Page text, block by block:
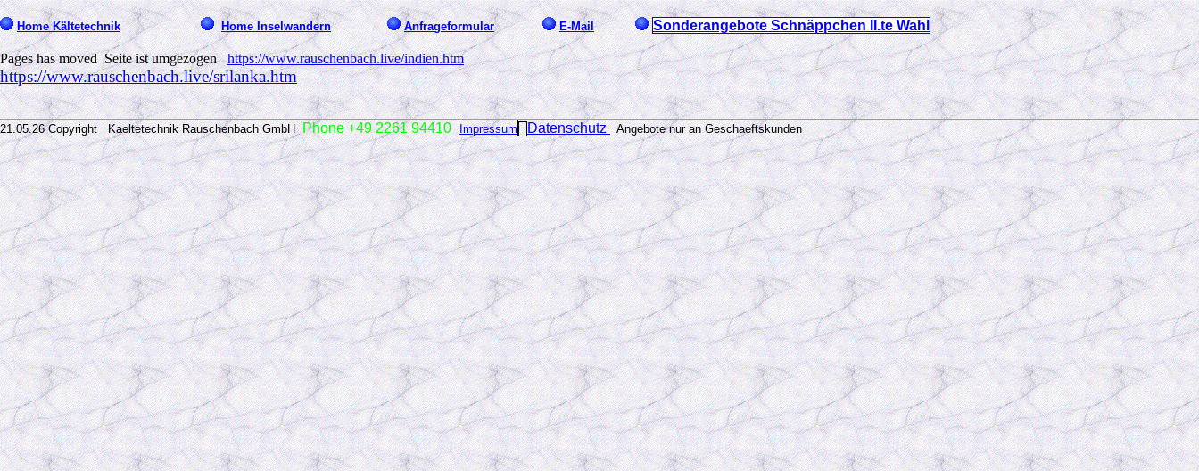
Home Kältetechnik Home Inselwandern Anfrageformular E-Mail Sonderangebote Schnäppchen II.te Wahl
Pages has moved Seite ist umgezogenhttps://www.rauschenbach.live/indien.htm
https://www.rauschenbach.live/srilanka.htm
21.05.26 Copyright Kaeltetechnik Rauschenbach GmbHPhone +49 2261 94410 Impressum DatenschutzAngebote nur an Geschaeftskunden